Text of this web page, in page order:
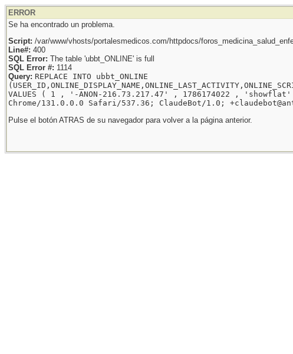
ERROR
Se ha encontrado un problema.
Script: /var/www/vhosts/portalesmedicos.com/httpdocs/
Line#: 400
SQL Error: The table 'ubbt_ONLINE' is full
SQL Error #: 1114
Query: REPLACE INTO ubbt_ONLINE
VALUES ( 1 , '-ANON-216.73.217.47' , 1786174022 ,
Chrome/131.0.0.0 Safari/537.36; ClaudeBot/1.0;
Pulse el botón ATRAS de su navegador para volver a la página anterior.